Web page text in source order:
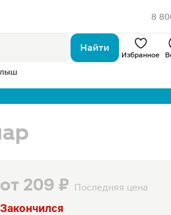
8
Найти
Избранное
от 209 ₽ Последняя цена
Закончился